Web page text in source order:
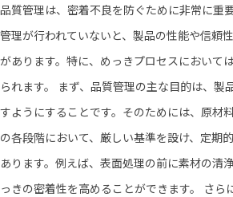
品質管理は、密着不良を防ぐために非常に重
管理が行われていないと、製品の性能や信頼
があります。特に、めっきプロセスにおいて
られます。 まず、品質管理の主な目的は、製
すようにすることです。そのためには、原材
の各段階において、厳しい基準を設け、定期
あります。例えば、表面処理の前に素材の清
っきの密着性を高めることができます。 さら